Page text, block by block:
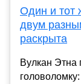
Один и тот
двум
раскрыта
Вулкан Этна